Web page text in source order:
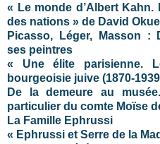
« Le monde d’Albert Kahn.
des nations » de David
Picasso, Léger, Masson :
ses peintres
« Une élite parisienne.
bourgeoisie juive (1870-
De la demeure au
particulier du comte Moïse
La Famille Ephrussi
« Ephrussi et Serre de la